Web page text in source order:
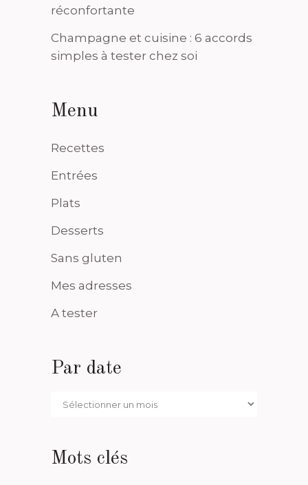
réconfortante
Champagne et cuisine : 6 accords
simples à tester chez soi
Menu
Recettes
Entrées
Plats
Desserts
Sans gluten
Mes adresses
A tester
Par date
Par
Mots clés